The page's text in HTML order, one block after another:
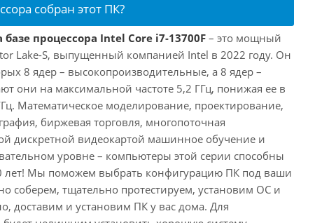
собран этот ПК?
процессора Intel Core i7-13700F – это мощный
Lake-S, выпущенный компанией Intel в 2022 году. Он
8 ядер – высокопроизводительные, а 8 ядер –
они на максимальной частоте 5,2 ГГц, понижая ее в
Математическое моделирование, проектирование,
биржевая торговля, многопоточная
дискретной видеокартой машинное обучение и
уровне – компьютеры этой серии способны
лет! Мы поможем выбрать конфигурацию ПК под ваши
соберем, тщательно протестируем, установим ОС и
доставим и установим ПК у вас дома. Для